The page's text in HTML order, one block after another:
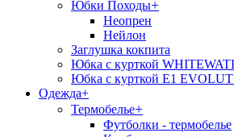
Юбки Походы+
Неопрен
Нейлон
Заглушка кокпита
Юбка с курткой
Юбка с курткой E1
Одежда+
Термобелье+
Футболки - термобелье